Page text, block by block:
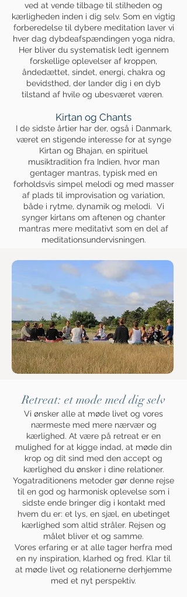
ved at vende tilbage til stilheden og
kærligheden inden i dig selv. Som en vigtig
forberedelse til dybere meditation laver vi
hver dag dybdeafspændingen yoga nidra,
Her bliver du systematisk ledt igennem
forskellige oplevelser af kroppen,
åndedættet, sindet, energi, chakra og
bevidsthed, der lander dig i en dyb
tilstand af hvile og ubesværet væren.
Kirtan og Chants
I de sidste årtier har der, også i Danmark,
været en stigende interesse for at synge
Kirtan og Bhajan, en spirituel
musiktradition fra Indien, hvor man
gentager mantras, typisk med en
forholdsvis simpel melodi og med masser
af plads til improvisation og variation,
både i rytme, dynamik og melodi. Vi
synger kirtans om aftenen og chanter
mantras mere meditativt som en del af
meditationsundervisningen.
Retreat: et møde med dig selv
Vi ønsker alle at møde livet og vores
nærmeste med mere nærvær og
kærlighed. At være på retreat er en
mulighed for at kigge indad, at møde din
krop og dit sind med den accept og
kærlighed du ønsker i dine relationer.
Yogatraditionens metoder gør denne rejse
til en god og harmonisk oplevelse som i
sidste ende bringer dig i kontakt med
hvem du er: et lys, en sjæl, en ubetinget
kærlighed som altid stråler. Rejsen og
målet bliver et og samme.
Vores erfaring er at alle tager herfra med
en ny inspiration, klarhed og fred. Klar til
at møde livet og relationerne derhjemme
med et nyt perspektiv.